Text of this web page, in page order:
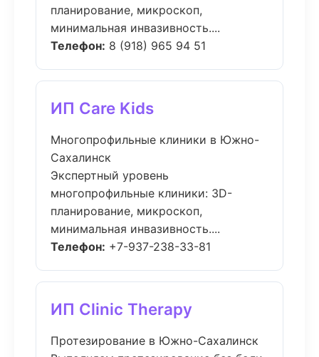
планирование, микроскоп,
минимальная инвазивность....
Телефон: 8 (918) 965 94 51
ИП Care Kids
Многопрофильные клиники в Южно-
Сахалинск
Экспертный уровень
многопрофильные клиники: 3D-
планирование, микроскоп,
минимальная инвазивность....
Телефон: +7-937-238-33-81
ИП Clinic Therapy
Протезирование в Южно-Сахалинск